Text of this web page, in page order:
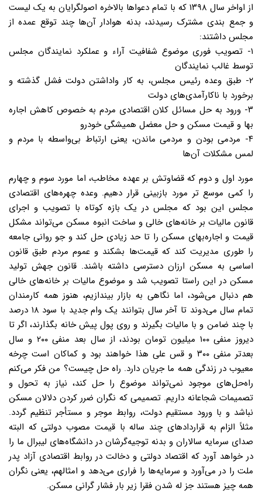
از اواخر سال ۱۳۹۸ که با تمام دعواها بالاخره اصولگرایان به یک لیست
و جمع بندی مشترک رسیدند، بدنه هوادار آن‌ها چند توقع عمده از
مجلس داشتند:
۱- تصویب فوری موضوع شفافیت آراء و عملکرد نمایندگان مجلس
توسط غالب نمایندگان
۲- طبق وعده رئیس مجلس، به کار واداشتن دولت فشل گذشته و
برخورد با ناکارآمدی‌های دولت
۳- ورود به حل مسائل کلان اقتصادی مردم به خصوص کاهش اجاره
بها و قیمت مسکن و حل معضل همیشگی خودرو
۴- مردمی بودن و مردمی ماندن، یعنی ارتباط بی‌واسطه با مردم و
لمس مشکلات آن‌ها
مورد اول و دوم که قضاوتش بر عهده مخاطب، اما مورد سوم ‌و چهارم
را کمی موسع تر مورد بازبینی قرار دهیم. وعده چهره‌های اقتصادی
مجلس این بود که مجلس در یک بازه کوتاه با تصویب و اجرای
قانون مالیات بر خانه‌های خالی و ساخت انبوه مسکن می‌تواند مشکل
قیمت و اجاره‌بهای مسکن را تا حد زیادی حل کند و جو روانی جامعه
را طوری مدیریت کند که قیمت‌ها بشکند و عموم مردم طبق قانون
اساسی به مسکن ارزان دسترسی داشته باشند. قانون جهش تولید
مسکن در این راستا تصویب شد و موضوع مالیات بر خانه‌های خالی
هم دنبال می‌شود، اما نگاهی به بازار بیندازیم، هنوز همه کارمندان
تمام سال می‌دوند تا آخر سال بتوانند یک وام جدید با سود ۱۸ درصد
با چند ضامن و با مالیات بگیرند و روی پول پیش خانه بگذارند، اگر تا
دیروز منفی ۱۰۰ میلیون تومان بودند، از سال بعد منفی ۲۰۰ و سال
بعدتر منفی ۳۰۰ و قس علی هذا خواهند بود و کماکان است چرخه
معیوب در زندگی همه ما جریان دارد. راه حل چیست؟ من فکر می‌کنم
راه‌حل‌های موجود نمی‌تواند موضوع را حل کند، نیاز به تحول و
تصمیمات شجاعانه داریم. تصمیمی که نگران ضرر کردن دلالان مسکن
نباشد و با ورود مستقیم دولت، روابط موجر و مستأجر تنظیم گردد.
مثلاً الزام به قراردادهای چند ساله با قیمت مصوب دولتی که البته
صدای سرمایه سالاران و بدنه توجیه‌گرشان در دانشگاه‌های لیبرال ما را
در خواهد آورد که اقتصاد دولتی و دخالت در روابط اقتصادی آزاد پدر
ملت را در می‌آورد و سرمایه‌ها را فراری می‌دهد و امثالهم، یعنی نگران
همه چیز هستند جز له شدن فقرا زیر بار فشار گرانی مسکن.